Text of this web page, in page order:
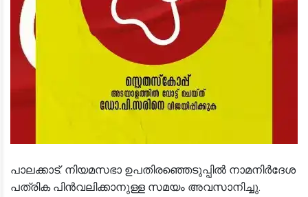
പാലക്കാട്: നിയമസഭാ ഉപതിരഞ്ഞെടുപ്പില്‍ നാമനിര്‍ദേശ
പത്രിക പിന്‍വലിക്കാനുള്ള സമയം അവസാനിച്ചു.